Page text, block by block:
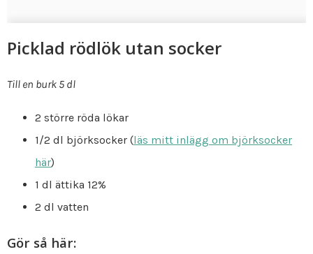
Picklad rödlök utan socker
Till en burk 5 dl
2 större röda lökar
1/2 dl björksocker (läs mitt inlägg om björksocker
här)
1 dl ättika 12%
2 dl vatten
Gör så här: